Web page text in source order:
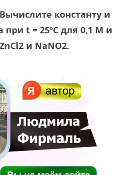
Вычислите константу и
при t = 25ºC для 0,1 М и
и NaNO2.